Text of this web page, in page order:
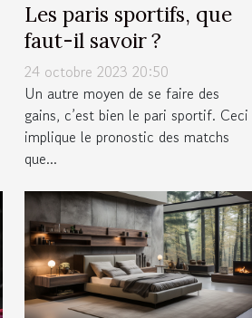
Les paris sportifs, que
faut-il savoir ?
24 octobre 2023 20:50
Un autre moyen de se faire des
gains, c’est bien le pari sportif. Ceci
implique le pronostic des matchs
que...